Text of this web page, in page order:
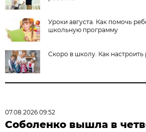
Уроки августа. Как помочь
школьную программу
Скоро в школу. Как настроить
07.08.2026 09:52
Соболенко вышла в